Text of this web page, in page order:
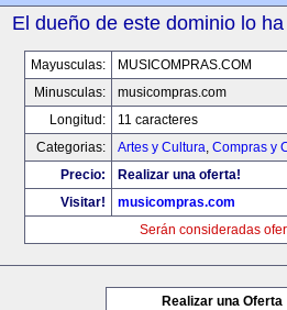
El dueño de este dominio lo
Mayusculas:
MUSICOMPRAS.COM
Minusculas:
musicompras.com
Longitud:
11 caracteres
Categorias:
Artes y Cultura, Compras y
Precio:
Realizar una oferta!
Visitar!
musicompras.com
Serán consideradas
Realizar una Oferta